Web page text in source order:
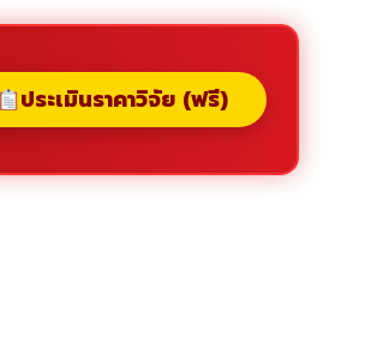
ประเมินราคาวิจัย (ฟรี)